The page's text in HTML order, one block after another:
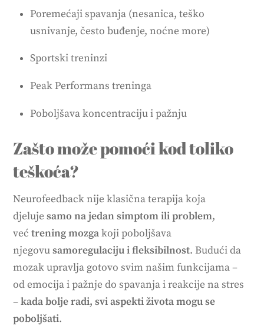
Poremećaji spavanja (nesanica, teško
usnivanje, često buđenje, noćne more)
Sportski treninzi
Peak Performans treninga
Poboljšava koncentraciju i pažnju
Zašto može pomoći kod toliko
teškoća?
Neurofeedback nije klasična terapija koja
djelujesamo na jedan simptom ili problem,
većtrening mozgakoji poboljšava
njegovusamoregulaciju i fleksibilnost. Budući da
mozak upravlja gotovo svim našim funkcijama –
od emocija i pažnje do spavanja i reakcije na stres
–kada bolje radi, svi aspekti života mogu se
poboljšati.